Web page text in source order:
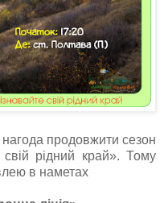
нагода продовжити сезон
рідний край». Тому
в наметах